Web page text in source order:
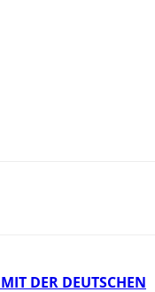
DER DEUTSCHEN